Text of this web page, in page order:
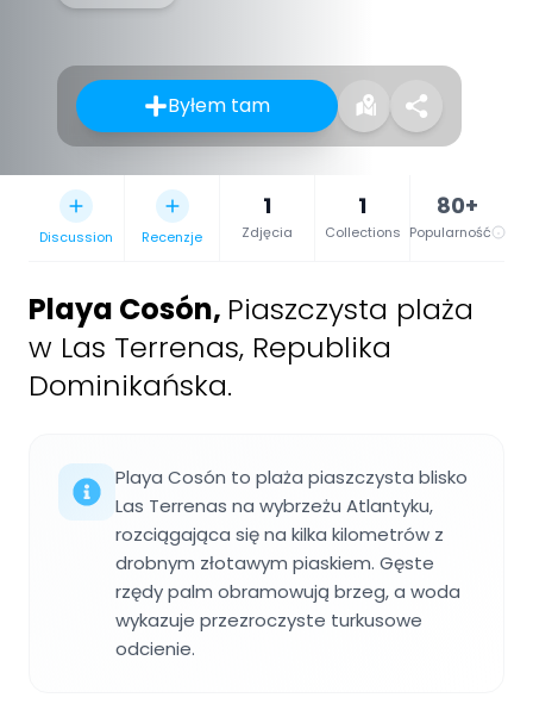
Byłem tam
Discussion Recenzje
1
Zdjęcia
1
Collections
80+
Popularność
Playa Cosón, Piaszczysta plaża
w Las Terrenas, Republika
Dominikańska.
Playa Cosón to plaża piaszczysta blisko
Las Terrenas na wybrzeżu Atlantyku,
rozciągająca się na kilka kilometrów z
drobnym złotawym piaskiem. Gęste
rzędy palm obramowują brzeg, a woda
wykazuje przezroczyste turkusowe
odcienie.